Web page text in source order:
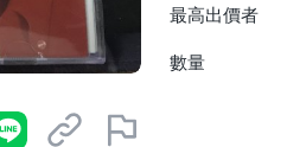
最高出價者
數量